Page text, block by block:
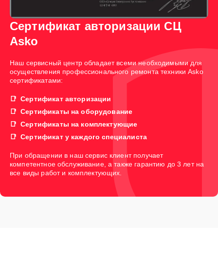
Сертификат авторизации СЦ
Asko
Наш сервисный центр обладает всеми необходимыми для
осуществления профессионального ремонта техники Asko
сертификатами:
Сертификат авторизации
Сертификаты на оборудование
Сертификаты на комплектующие
Сертификат у каждого специалиста
При обращении в наш сервис клиент получает
компетентное обслуживание, а также гарантию до 3 лет на
все виды работ и комплектующих.